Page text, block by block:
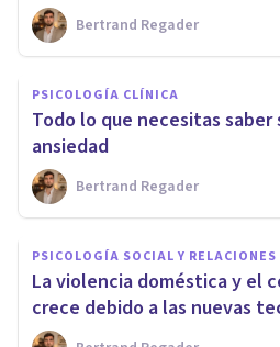
Bertrand Regader
PSICOLOGÍA CLÍNICA
Todo lo que necesitas saber
ansiedad
Bertrand Regader
PSICOLOGÍA SOCIAL Y RELACIONES
La violencia doméstica y el
crece debido a las nuevas